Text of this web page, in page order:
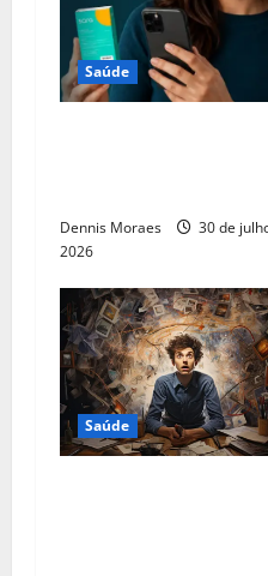
Saúde
Dennis Moraes
30 de
2026
Saúde